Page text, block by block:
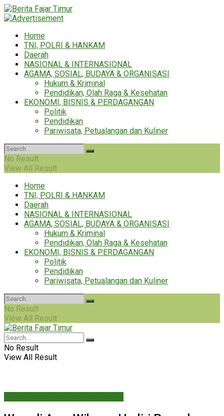
Home
TNI, POLRI & HANKAM
Daerah
NASIONAL & INTERNASIONAL
AGAMA, SOSIAL, BUDAYA & ORGANISASI
Hukum & Kriminal
Pendidikan, Olah Raga & Kesehatan
EKONOMI, BISNIS & PERDAGANGAN
Politik
Pendidikan
Pariwisata, Petualangan dan Kuliner
No Result
View All Result
Home
TNI, POLRI & HANKAM
Daerah
NASIONAL & INTERNASIONAL
AGAMA, SOSIAL, BUDAYA & ORGANISASI
Hukum & Kriminal
Pendidikan, Olah Raga & Kesehatan
EKONOMI, BISNIS & PERDAGANGAN
Politik
Pendidikan
Pariwisata, Petualangan dan Kuliner
No Result
View All Result
No Result
View All Result